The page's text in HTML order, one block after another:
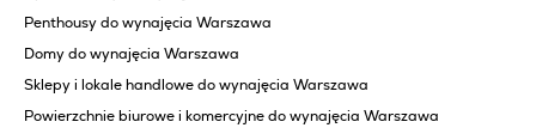
Penthousy do wynajęcia Warszawa
Domy do wynajęcia Warszawa
Sklepy i lokale handlowe do wynajęcia Warszawa
Powierzchnie biurowe i komercyjne do wynajęcia Warszawa